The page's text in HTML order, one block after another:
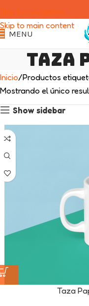
Skip to navigation
Skip to main content
MENU
taza
Inicio Productos
Mostrando el único
Show sidebar
Taza